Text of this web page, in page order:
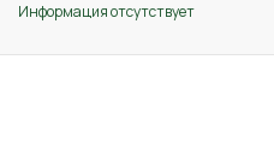
Информация отсутствует